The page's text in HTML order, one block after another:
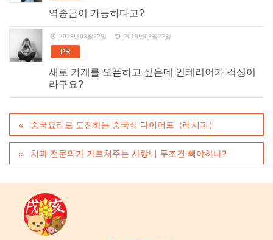
역송금이 가능하다고?
2018년03월22일 2018년03월22일
PR
새로 가게를 오픈하고 싶은데 인테리어가 걱정이
라구요?
중국요리로 도전하는 중국식 다이어트（레시피）
치과 전문의가 가르쳐주는 사랑니 무조건 빼야하나?